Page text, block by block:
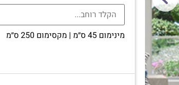
מינימום 45 ס״מ | מקסימום 250 ס״מ